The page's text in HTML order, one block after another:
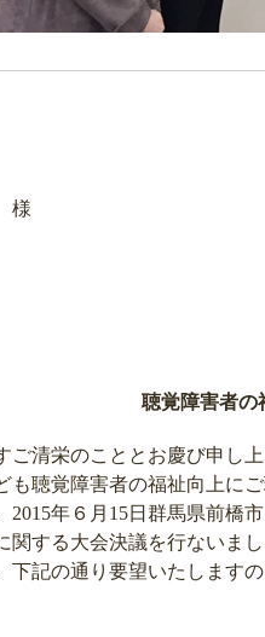
聴覚障害者の
清栄のこととお慶び申し
聴覚障害者の福祉向上に
年６月15日群馬県前橋
関する大会決議を行ないま
記の通り要望いたします